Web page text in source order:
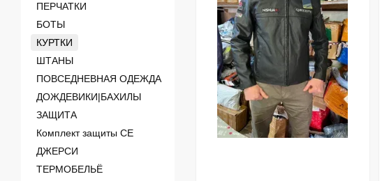
ПЕРЧАТКИ
БОТЫ
КУРТКИ
ШТАНЫ
ПОВСЕДНЕВНАЯ ОДЕЖДА
ДОЖДЕВИКИ|БАХИЛЫ
ЗАЩИТА
Комплект защиты CE
ДЖЕРСИ
ТЕРМОБЕЛЬЁ